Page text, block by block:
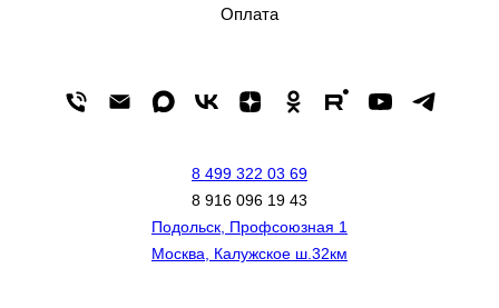
Оплата
8 499 322 03 69
8 916 096 19 43
Подольск, Профсоюзная 1
Москва, Калужское ш.32км